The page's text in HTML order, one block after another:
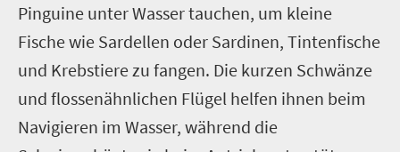
Pinguine unter Wasser tauchen, um kleine
Fische wie Sardellen oder Sardinen, Tintenfische
und Krebstiere zu fangen. Die kurzen Schwänze
und flossenähnlichen Flügel helfen ihnen beim
Navigieren im Wasser, während die